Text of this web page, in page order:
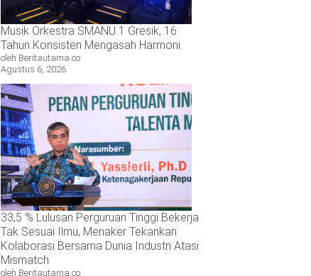
Musik Orkestra SMANU 1 Gresik, 16
Tahun Konsisten Mengasah Harmoni
oleh Beritautama.co
Agustus 6, 2026
33,5 % Lulusan Perguruan Tinggi Bekerja
Tak Sesuai Ilmu, Menaker Tekankan
Kolaborasi Bersama Dunia Industri Atasi
Mismatch
oleh Beritautama.co